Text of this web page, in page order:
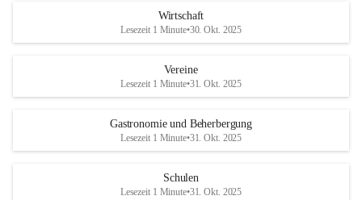
Wirtschaft
Lesezeit 1 Minute•30. Okt. 2025
Vereine
Lesezeit 1 Minute•31. Okt. 2025
Gastronomie und Beherbergung
Lesezeit 1 Minute•31. Okt. 2025
Schulen
Lesezeit 1 Minute•31. Okt. 2025